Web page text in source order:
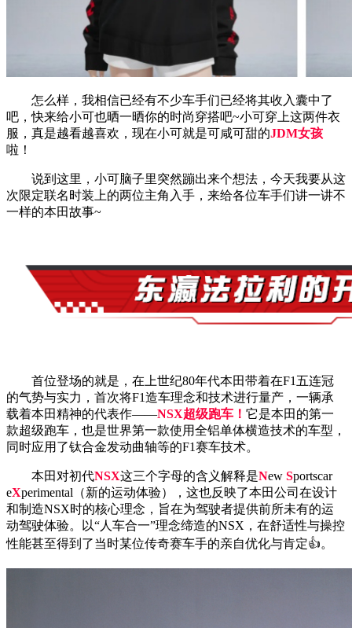
怎么样，我相信已经有不少车手们已经将其收入囊中了
吧，快来给小可也晒一晒你的时尚穿搭吧~小可穿上这两件衣
服，真是越看越喜欢，现在小可就是可咸可甜的JDM女孩
啦！
说到这里，小可脑子里突然蹦出来个想法，今天我要从这
次限定联名时装上的两位主角入手，来给各位车手们讲一讲不
一样的本田故事~
首位登场的就是，在上世纪80年代本田带着在F1五连冠
的气势与实力，首次将F1造车理念和技术进行量产，一辆承
载着本田精神的代表作——NSX超级跑车！ 它是本田的第一
款超级跑车，也是世界第一款使用全铝单体横造技术的车型，
同时应用了钛合金发动曲轴等的F1赛车技术。
本田对初代NSX这三个字母的含义解释是New Sportscar
eXperimental（新的运动体验），这也反映了本田公司在设计
和制造NSX时的核心理念，旨在为驾驶者提供前所未有的运
动驾驶体验。以“人车合一”理念缔造的NSX，在舒适性与操控
性能甚至得到了当时某位传奇赛车手的亲自优化与肯定👍。